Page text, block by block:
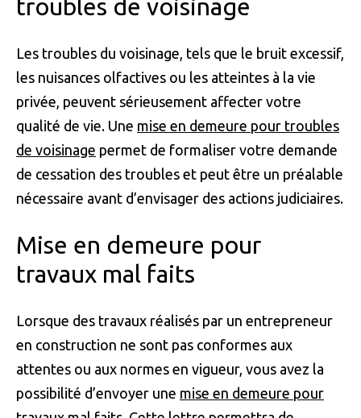
troubles de voisinage
Les troubles du voisinage, tels que le bruit excessif,
les nuisances olfactives ou les atteintes à la vie
privée, peuvent sérieusement affecter votre
qualité de vie. Une mise en demeure pour troubles
de voisinage permet de formaliser votre demande
de cessation des troubles et peut être un préalable
nécessaire avant d’envisager des actions judiciaires.
Mise en demeure pour
travaux mal faits
Lorsque des travaux réalisés par un entrepreneur
en construction ne sont pas conformes aux
attentes ou aux normes en vigueur, vous avez la
possibilité d’envoyer une mise en demeure pour